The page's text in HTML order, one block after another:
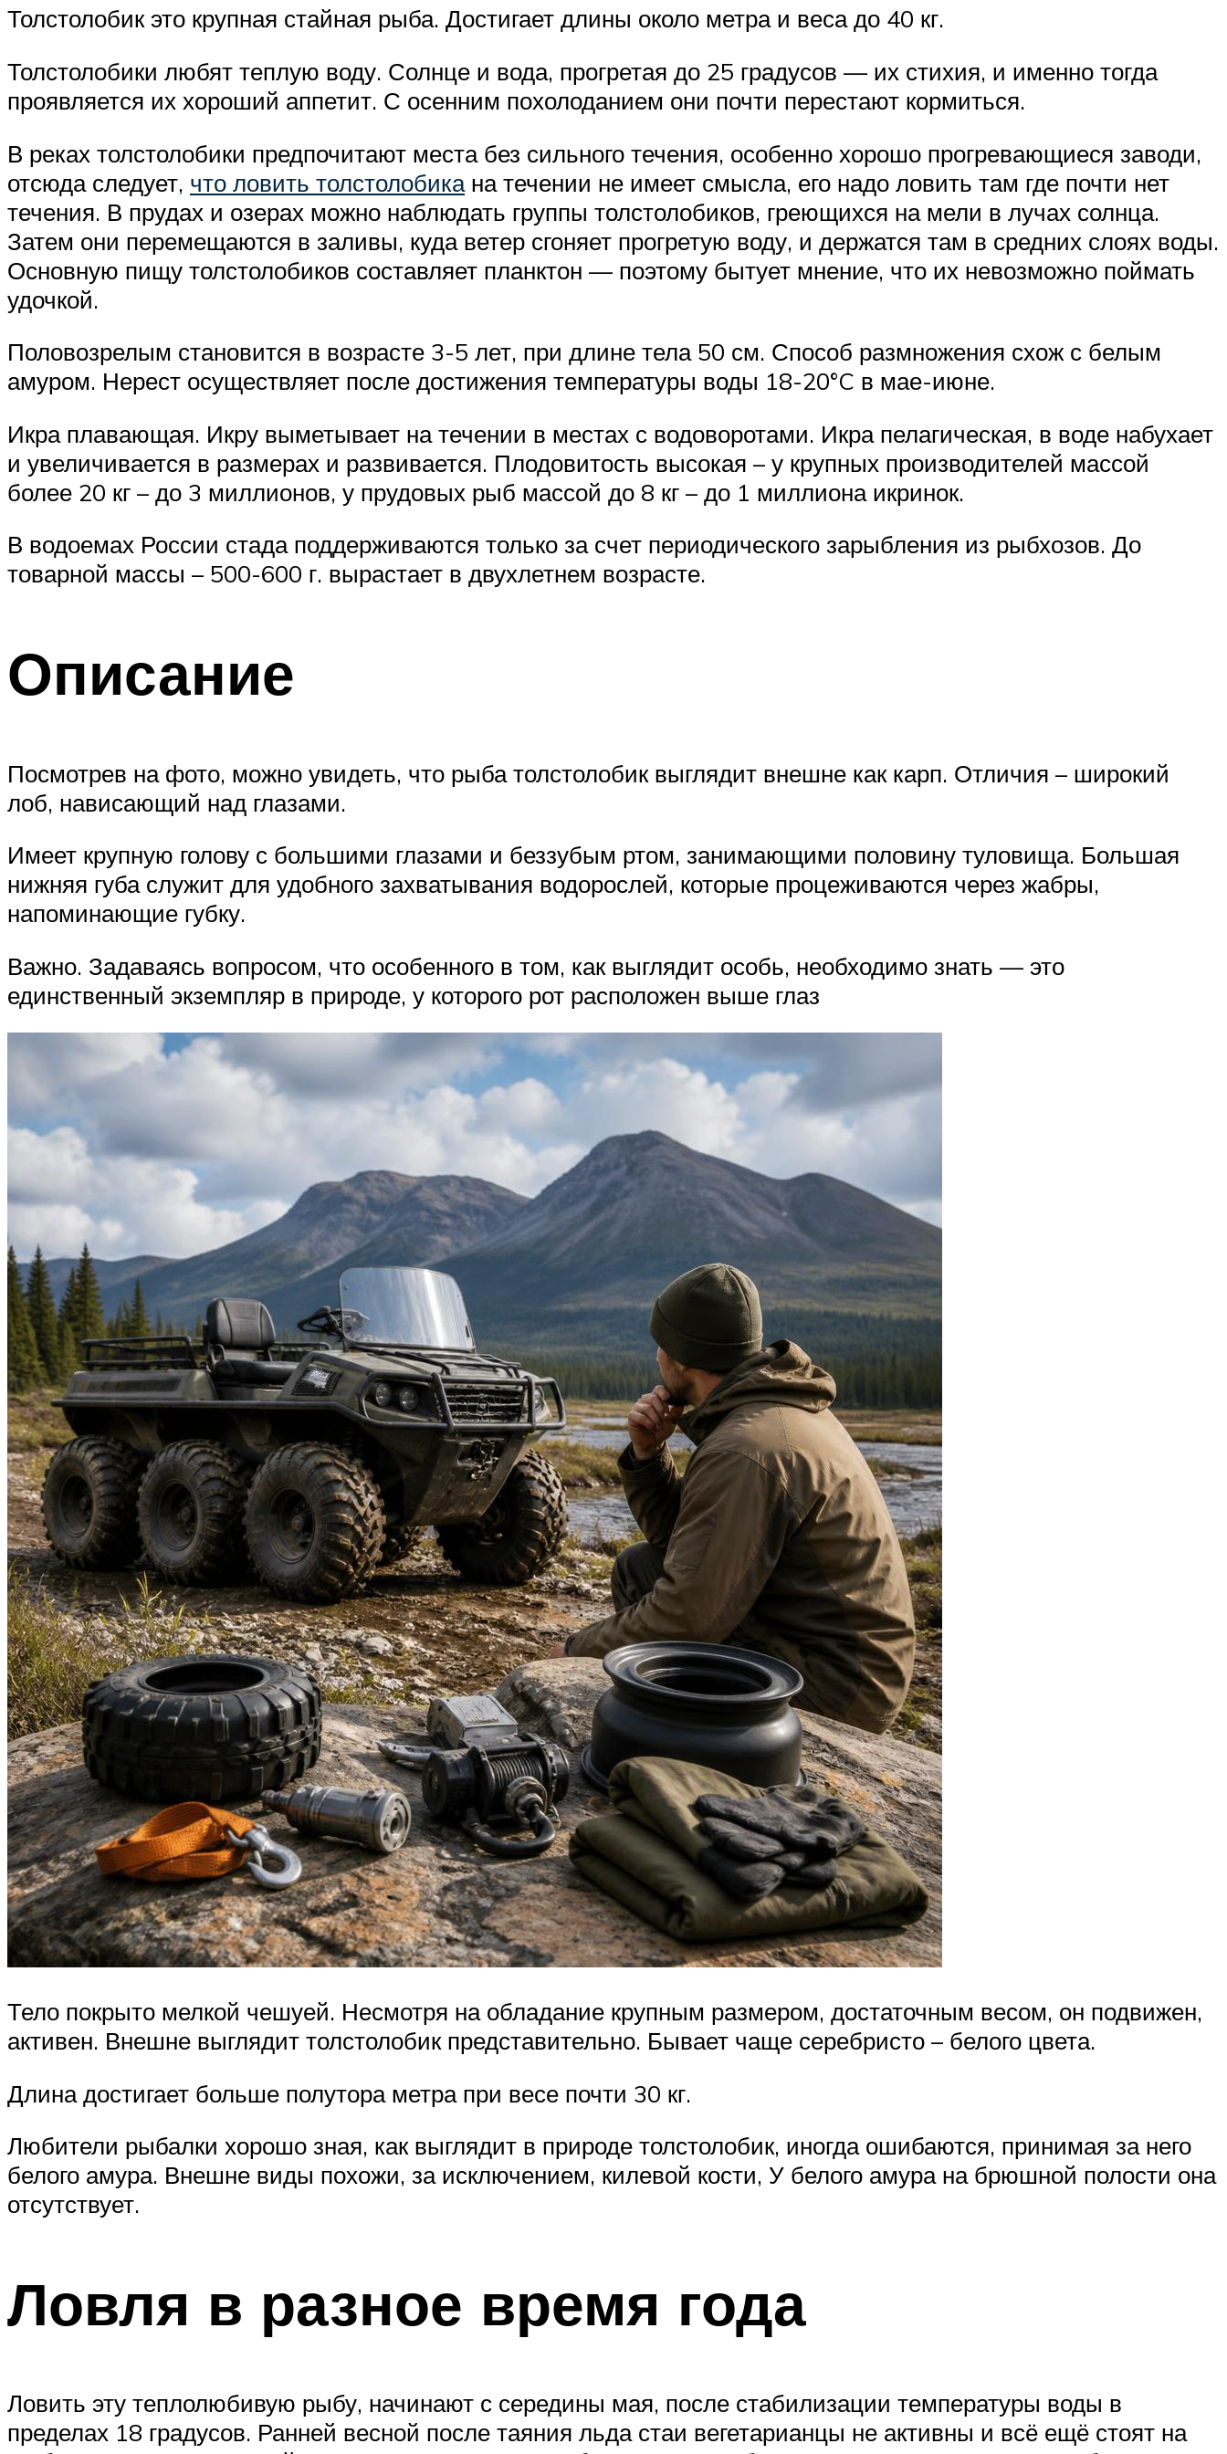
Толстолобик это крупная стайная рыба. Достигает длины около метра и веса до 40 кг.
Толстолобики любят теплую воду. Солнце и вода, прогретая до 25 градусов — их стихия, и именно тогда
проявляется их хороший аппетит. С осенним похолоданием они почти перестают кормиться.
В реках толстолобики предпочитают места без сильного течения, особенно хорошо прогревающиеся заводи,
отсюда следует, что ловить толстолобикана течении не имеет смысла, его надо ловить там где почти нет
течения. В прудах и озерах можно наблюдать группы толстолобиков, греющихся на мели в лучах солнца.
Затем они перемещаются в заливы, куда ветер сгоняет прогретую воду, и держатся там в средних слоях воды.
Основную пищу толстолобиков составляет планктон — поэтому бытует мнение, что их невозможно поймать
удочкой.
Половозрелым становится в возрасте 3-5 лет, при длине тела 50 см. Способ размножения схож с белым
амуром. Нерест осуществляет после достижения температуры воды 18-20°C в мае-июне.
Икра плавающая. Икру выметывает на течении в местах с водоворотами. Икра пелагическая, в воде набухает
и увеличивается в размерах и развивается. Плодовитость высокая – у крупных производителей массой
более 20 кг – до 3 миллионов, у прудовых рыб массой до 8 кг – до 1 миллиона икринок.
В водоемах России стада поддерживаются только за счет периодического зарыбления из рыбхозов. До
товарной массы – 500-600 г. вырастает в двухлетнем возрасте.
Описание
Посмотрев на фото, можно увидеть, что рыба толстолобик выглядит внешне как карп. Отличия – широкий
лоб, нависающий над глазами.
Имеет крупную голову с большими глазами и беззубым ртом, занимающими половину туловища. Большая
нижняя губа служит для удобного захватывания водорослей, которые процеживаются через жабры,
напоминающие губку.
Важно. Задаваясь вопросом, что особенного в том, как выглядит особь, необходимо знать — это
единственный экземпляр в природе, у которого рот расположен выше глаз
Тело покрыто мелкой чешуей. Несмотря на обладание крупным размером, достаточным весом, он подвижен,
активен. Внешне выглядит толстолобик представительно. Бывает чаще серебристо – белого цвета.
Длина достигает больше полутора метра при весе почти 30 кг.
Любители рыбалки хорошо зная, как выглядит в природе толстолобик, иногда ошибаются, принимая за него
белого амура. Внешне виды похожи, за исключением, килевой кости, У белого амура на брюшной полости она
отсутствует.
Ловля в разное время года
Ловить эту теплолюбивую рыбу, начинают с середины мая, после стабилизации температуры воды в
пределах 18 градусов. Ранней весной после таяния льда стаи вегетарианцы не активны и всё ещё стоят на